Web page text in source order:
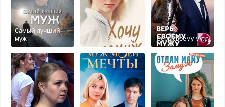
Самый лучший
муж
Хочу замуж Верь своему мужу